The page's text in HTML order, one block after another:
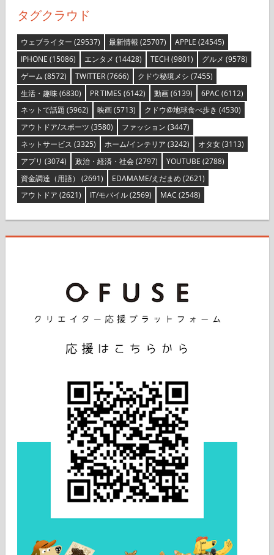
タグクラウド
ウェブライター (29537) 最新情報 (25707) APPLE (24545)
IPHONE (15086) エンタメ (14428) TECH (9801) グルメ (9578)
ゲーム (8572) TWITTER(7666) クドウ秘境メシ (7455)
生活・趣味(6830) PR TIMES (6142) 動画(6139) 6PAC (6112)
ネットで話題 (5962) 映画(5713) クドウ@地球食べ歩き (4530)
アウトドア/スポーツ (3580) ファッション (3447)
ネットサービス (3325) ホーム/インテリア (3242) オタ女(3113)
アプリ (3074) 政治・経済・社会(2797) YOUTUBE (2788)
資金調達（用語） (2691) EDAMAME/えだまめ (2621)
アウトドア (2621) IT/モバイル(2569) MAC (2548)